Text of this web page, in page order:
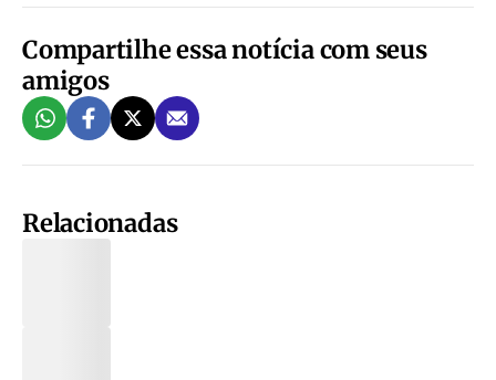
Compartilhe essa notícia com seus
amigos
Relacionadas